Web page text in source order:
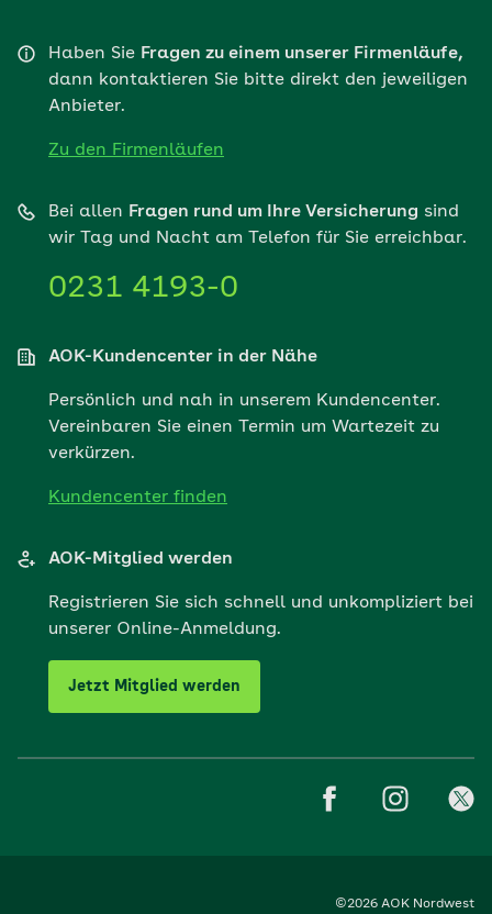
Haben Sie Fragen zu einem unserer Firmenläufe,
dann kontaktieren Sie bitte direkt den jeweiligen
Anbieter.
Zu den Firmenläufen
Bei allen Fragen rund um Ihre Versicherung sind
wir Tag und Nacht am Telefon für Sie erreichbar.
0231 4193-0
AOK-Kundencenter in der Nähe
Persönlich und nah in unserem Kundencenter.
Vereinbaren Sie einen Termin um Wartezeit zu
verkürzen.
Kundencenter finden
AOK-Mitglied werden
Registrieren Sie sich schnell und unkompliziert bei
unserer Online-Anmeldung.
Jetzt Mitglied werden
©2026 AOK Nordwest